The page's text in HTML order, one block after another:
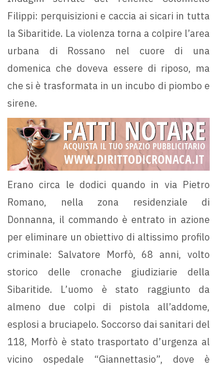
Filippi: perquisizioni e caccia ai sicari in tutta
la Sibaritide. La violenza torna a colpire l’area
urbana di Rossano nel cuore di una
domenica che doveva essere di riposo, ma
che si è trasformata in un incubo di piombo e
sirene.
Erano circa le dodici quando in via Pietro
Romano, nella zona residenziale di
Donnanna, il commando è entrato in azione
per eliminare un obiettivo di altissimo profilo
criminale: Salvatore Morfò, 68 anni, volto
storico delle cronache giudiziarie della
Sibaritide. L’uomo è stato raggiunto da
almeno due colpi di pistola all’addome,
esplosi a bruciapelo. Soccorso dai sanitari del
118, Morfò è stato trasportato d’urgenza al
vicino ospedale “Giannettasio”, dove è